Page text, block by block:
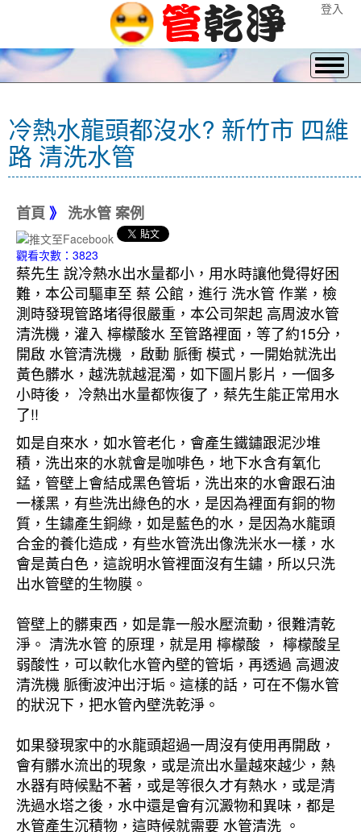
登入
冷熱水龍頭都沒水? 新竹市 四維
路 清洗水管
首頁 》 洗水管 案例
觀看次數：3823
蔡先生 說冷熱水出水量都小，用水時讓他覺得好困
難，本公司驅車至 蔡 公館，進行 洗水管 作業，檢
測時發現管路堵得很嚴重，本公司架起 高周波水管
清洗機，灌入 檸檬酸水 至管路裡面，等了約15分，
開啟 水管清洗機 ，啟動 脈衝 模式，一開始就洗出
黃色髒水，越洗就越混濁，如下圖片影片，一個多
小時後， 冷熱出水量都恢復了，蔡先生能正常用水
了!!
如是自來水，如水管老化，會產生鐵鏽跟泥沙堆
積，洗出來的水就會是咖啡色，地下水含有氧化
錳，管壁上會結成黑色管垢，洗出來的水會跟石油
一樣黑，有些洗出綠色的水，是因為裡面有銅的物
質，生鏽產生銅綠，如是藍色的水，是因為水龍頭
合金的養化造成，有些水管洗出像洗米水一樣，水
會是黃白色，這說明水管裡面沒有生鏽，所以只洗
出水管壁的生物膜。
管壁上的髒東西，如是靠一般水壓流動，很難清乾
淨。 清洗水管 的原理，就是用 檸檬酸 ， 檸檬酸呈
弱酸性，可以軟化水管內壁的管垢，再透過 高週波
清洗機 脈衝波沖出汙垢。這樣的話，可在不傷水管
的狀況下，把水管內壁洗乾淨。
如果發現家中的水龍頭超過一周沒有使用再開啟，
會有髒水流出的現象，或是流出水量越來越少，熱
水器有時候點不著，或是等很久才有熱水，或是清
洗過水塔之後，水中還是會有沉澱物和異味，都是
水管產生沉積物，這時候就需要 水管清洗 。